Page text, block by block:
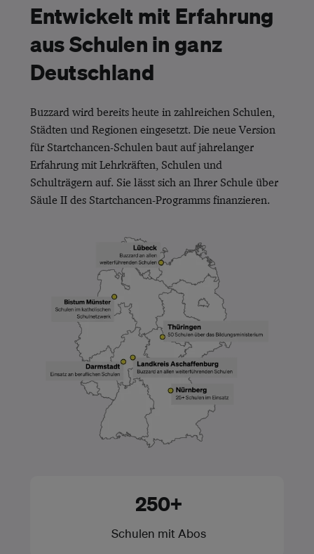
Entwickelt mit Erfahrung
aus Schulen in ganz
Deutschland
Buzzard wird bereits heute in zahlreichen Schulen,
Städten und Regionen eingesetzt. Die neue Version
für Startchancen-Schulen baut auf jahrelanger
Erfahrung mit Lehrkräften, Schulen und
Schulträgern auf. Sie lässt sich an Ihrer Schule über
Säule II des Startchancen-Programms finanzieren.
250+
Schulen mit Abos